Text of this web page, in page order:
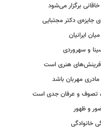
برگزار می‌شود
دکتر مجتبایی
ایرانیان
و سهروردی
هنری است
مهربان باشد
تصوف و عرفان جدی است
و ظهور